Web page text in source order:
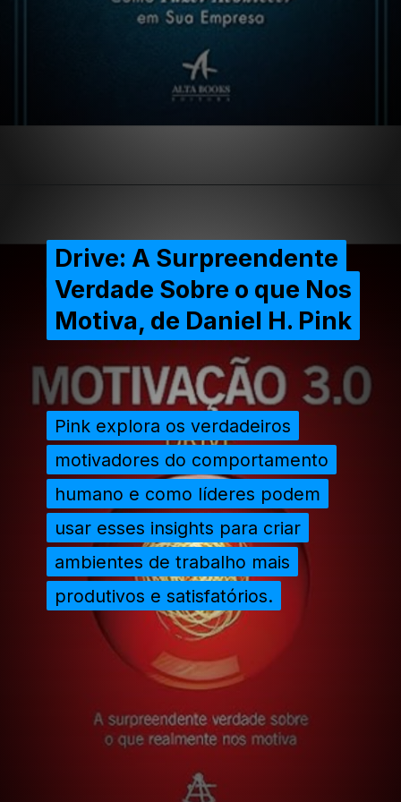
Drive: A Surpreendente
Verdade Sobre o que Nos
Motiva, de Daniel H. Pink
Drive: A Surpreendente
Verdade Sobre o que Nos
Motiva, de Daniel H. Pink
Pink explora os verdadeiros
motivadores do comportamento
humano e como líderes podem
usar esses insights para criar
ambientes de trabalho mais
produtivos e satisfatórios.
Pink explora os verdadeiros
motivadores do comportamento
humano e como líderes podem
usar esses insights para criar
ambientes de trabalho mais
produtivos e satisfatórios.